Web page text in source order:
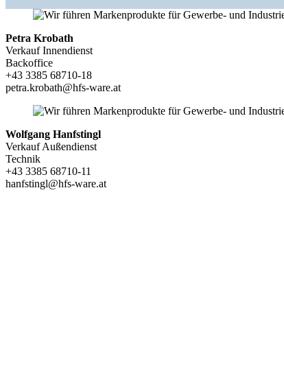
Petra Krobath
Verkauf Innendienst
Backoffice
+43 3385 68710-18
petra.krobath@hfs-ware.at
Wolfgang Hanfstingl
Verkauf Außendienst
Technik
+43 3385 68710-11
hanfstingl@hfs-ware.at